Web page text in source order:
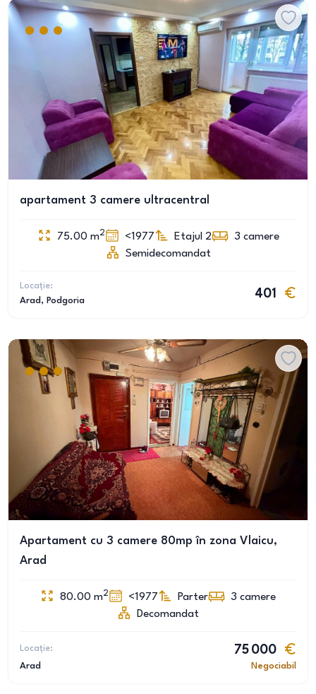
apartament 3 camere ultracentral
75.00 m2 <1977 Etajul 2 3 camere
Semidecomandat
Locație:
Arad , Podgoria
401
Apartament cu 3 camere 80mp în zona Vlaicu,
Arad
80.00 m2 <1977 Parter 3 camere
Decomandat
Locație:
Arad
75 000
Negociabil